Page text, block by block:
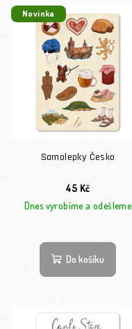
Novinka
Samolepky Česko
45 Kč
Dnes vyrobíme a odešleme
Do košíku